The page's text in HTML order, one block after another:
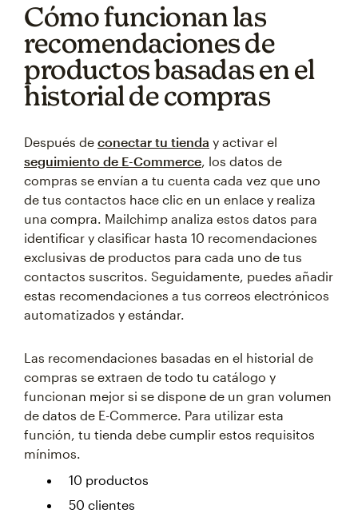
Cómo funcionan las
recomendaciones de
productos basadas en el
historial de compras
Después de conectar tu tienda y activar el
seguimiento de E-Commerce, los datos de
compras se envían a tu cuenta cada vez que uno
de tus contactos hace clic en un enlace y realiza
una compra. Mailchimp analiza estos datos para
identificar y clasificar hasta 10 recomendaciones
exclusivas de productos para cada uno de tus
contactos suscritos. Seguidamente, puedes añadir
estas recomendaciones a tus correos electrónicos
automatizados y estándar.
Las recomendaciones basadas en el historial de
compras se extraen de todo tu catálogo y
funcionan mejor si se dispone de un gran volumen
de datos de E-Commerce. Para utilizar esta
función, tu tienda debe cumplir estos requisitos
mínimos.
10 productos
50 clientes